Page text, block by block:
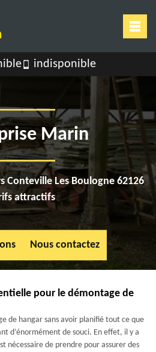
indisponible
Marin
Conteville Les Boulogne 62126
attractifs
Nous contactez
pour le démontage de
de hangar sans avoir planifié tout ce que
d’énormément de souci. En effet, il y a
nécessaire de prendre pour assurer des